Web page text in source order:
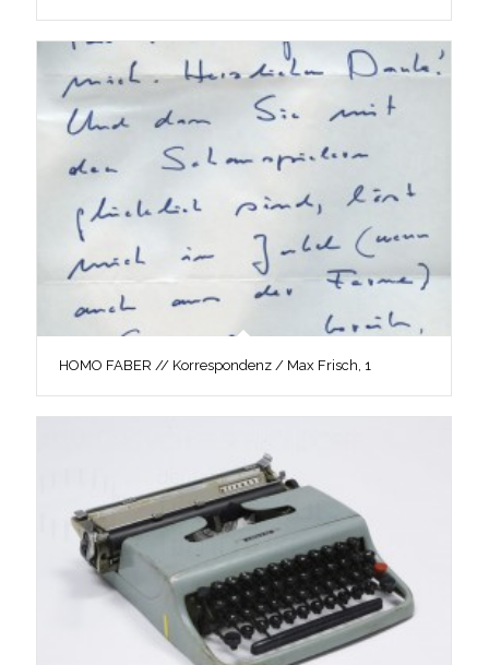
HOMO FABER // Korrespondenz / Max Frisch, 1